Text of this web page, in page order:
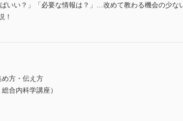
いい？」「必要な情報は？」…改めて教わる機会の少な
！
め方・伝え方
合内科学講座）